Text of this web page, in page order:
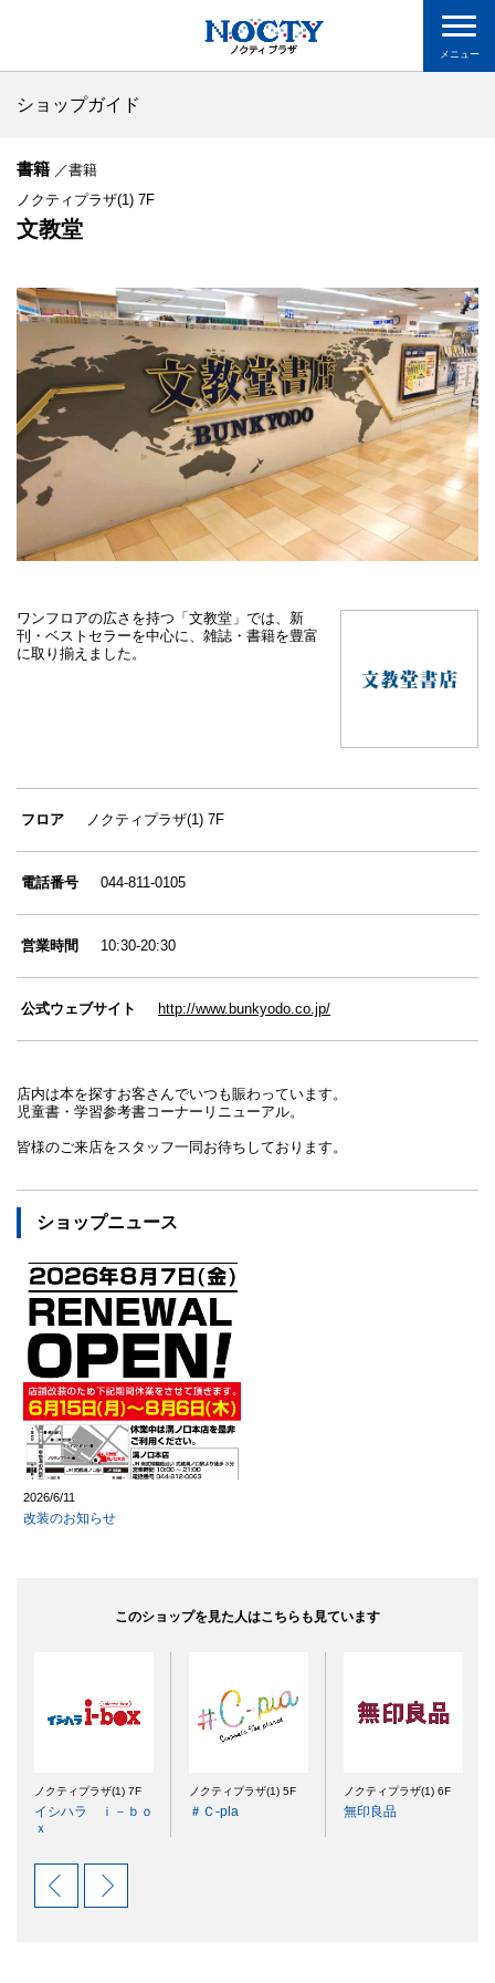
メニュー
ショップガイド
書籍 ／書籍
ノクティプラザ(1) 7F
文教堂
ワンフロアの広さを持つ「文教堂」では、新
刊・ベストセラーを中心に、雑誌・書籍を豊富
に取り揃えました。
フロア ノクティプラザ(1) 7F
電話番号 044-811-0105
営業時間 10:30-20:30
公式ウェブサイト http://www.bunkyodo.co.jp/
店内は本を探すお客さんでいつも賑わっています。
児童書・学習参考書コーナーリニューアル。
皆様のご来店をスタッフ一同お待ちしております。
ショップニュース
2026/6/11
改装のお知らせ
このショップを見た人はこちらも見ています
ノクティプラザ(1) 7F
イシハラ ｉ－ｂｏ
ｘ
ノクティプラザ(1) 5F
＃Ｃ-pla
ノクティプラザ(1) 6F
無印良品